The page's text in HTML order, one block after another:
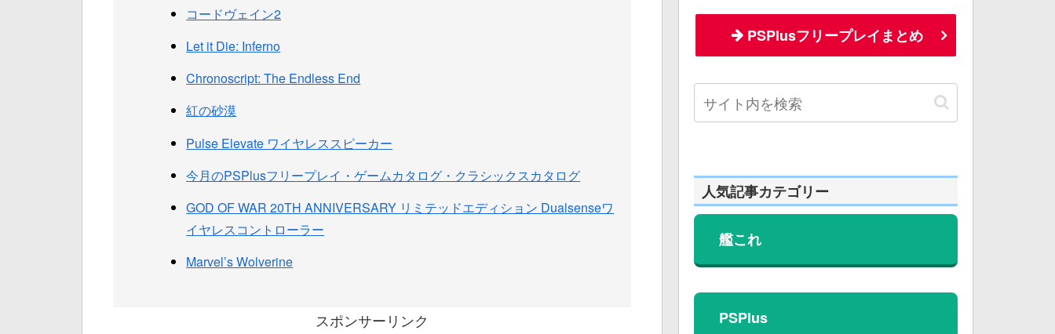
コードヴェイン2
Let it Die: Inferno
Chronoscript: The Endless End
紅の砂漠
Pulse Elevate ワイヤレススピーカー
今月のPSPlusフリープレイ・ゲームカタログ・クラシックスカタログ
GOD OF WAR 20TH ANNIVERSARY リミテッドエディション Dualsenseワ
イヤレスコントローラー
Marvel’s Wolverine
スポンサーリンク
PSPlusフリープレイまとめ
人気記事カテゴリー
艦これ
PSPlus